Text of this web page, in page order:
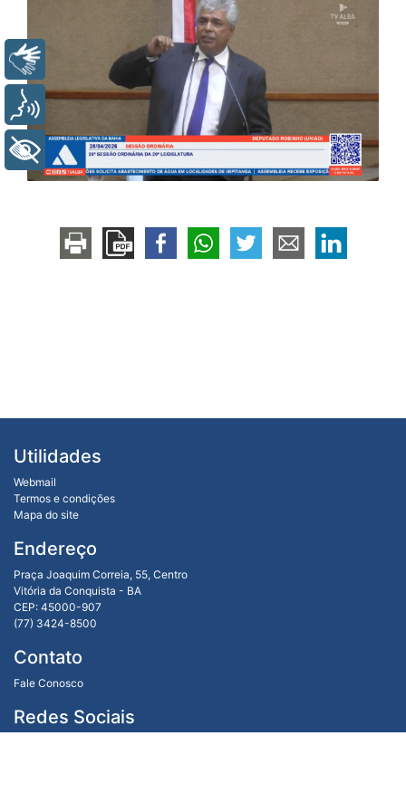
Utilidades
Webmail
Termos e condições
Mapa do site
Endereço
Praça Joaquim Correia, 55, Centro
Vitória da Conquista - BA
CEP: 45000-907
(77) 3424-8500
Contato
Fale Conosco
Redes Sociais
Voz
+ Acessibilidade